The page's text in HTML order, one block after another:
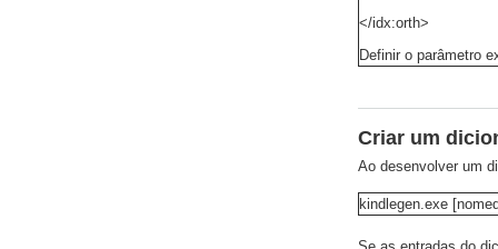
</idx:orth>
Definir o parâmetro
Criar um
Ao desenvolver um
kindlegen.exe